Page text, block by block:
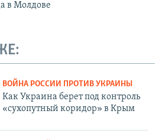
в Молдове
ВОЙНА РОССИИ ПРОТИВ УКРАИНЫ
Как Украина берет под контроль
«сухопутный коридор» в Крым